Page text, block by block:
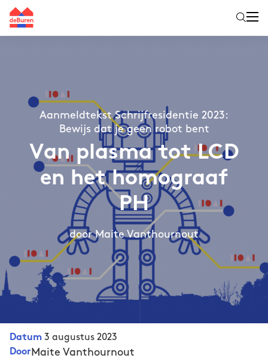
Aanmeldtekst Schrijfresidentie 2023:
Bewijs dat je geen robot bent
Van plasma tot LCD
en het homograaf
PH
door Maite Vanthournout
Datum 3 augustus 2023
Door Maite Vanthournout